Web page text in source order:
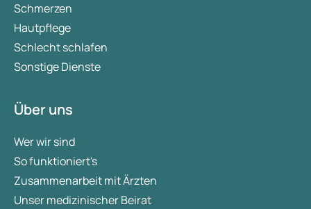
Schmerzen
Hautpflege
Schlecht schlafen
Sonstige Dienste
Über uns
Wer wir sind
So funktioniert's
Zusammenarbeit mit Ärzten
Unser medizinischer Beirat